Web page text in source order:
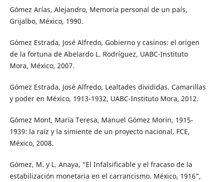
Gómez Arías, Alejandro, Memoria personal de un país,
Grijalbo, México, 1990.
Gómez Estrada, José Alfredo, Gobierno y casinos: el origen
de la fortuna de Abelardo L. Rodríguez, UABC-Instituto
Mora, México, 2007.
Gómez Estrada, José Alfredo, Lealtades divididas. Camarillas
y poder en México, 1913-1932, UABC-Instituto Mora, 2012.
Gómez Mont, María Teresa, Manuel Gómez Morín, 1915-
1939: la raíz y la simiente de un proyecto nacional, FCE,
México, 2008.
Gómez, M. y L. Anaya, “El Infalsificable y el fracaso de la
estabilización monetaria en el carrancismo. México, 1916”,